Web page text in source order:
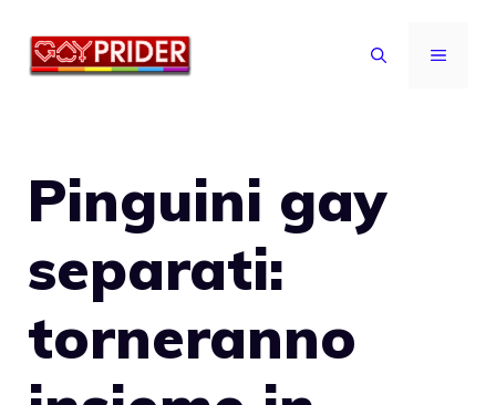
MENU
Pinguini gay
separati:
torneranno